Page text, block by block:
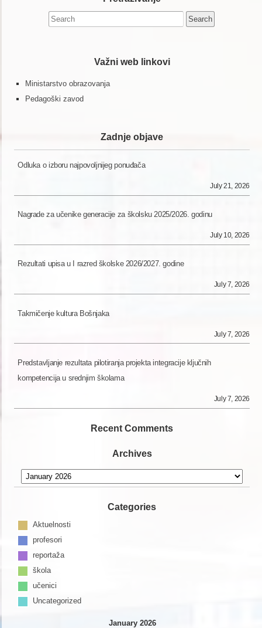
Search
for:
Važni web linkovi
Ministarstvo obrazovanja
Pedagoški zavod
Zadnje objave
Odluka o izboru najpovoljnijeg ponuđača
July 21, 2026
Nagrade za učenike generacije za školsku 2025/2026. godinu
July 10, 2026
Rezultati upisa u I razred školske 2026/2027. godine
July 7, 2026
Takmičenje kultura Bošnjaka
July 7, 2026
Predstavljanje rezultata pilotiranja projekta integracije ključnih
kompetencija u srednjim školama
July 7, 2026
Recent Comments
Archives
Archives
Categories
Aktuelnosti
profesori
reportaža
škola
učenici
Uncategorized
January 2026